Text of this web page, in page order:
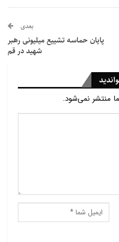
بعدی
پایان حماسه تشییع میلیونی رهبر
شهید در قم
منتشر نمی‌شود.